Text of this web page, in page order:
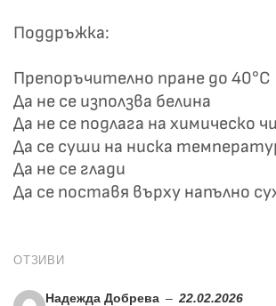
Поддръжка:
Препоръчително пране до 40°C
Да не се използва белина
Да не се подлага на химическо
Да се суши на ниска
Да не се глади
Да се поставя върху напълно
ОТЗИВИ
Надежда Добрева – 22.02.2026